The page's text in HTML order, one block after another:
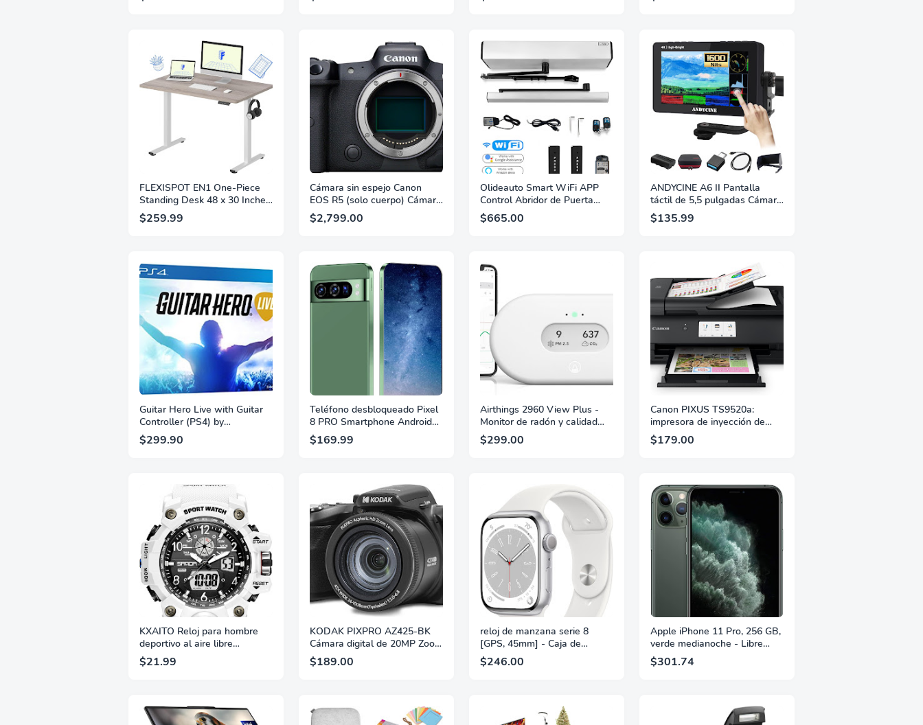
pulgadas, 4K HDMI, 1200 nits,
batería, parasol, 3D Lut,
asistencia de enfoque
máximo, DC 12 V tipo C 5 V
pulgadas
Desbloqueado (Actualizado)
De 20 Luces De 100 W, Luz
De Granja Grande, D150CM
(60 Pulgadas)
3x4,5 (blanca)
FLEXISPOT EN1 One-Piece
Standing Desk 48 x 30 Inches
Height Adjustable Electric
Desk Sit Stand Desk Home
Packages)
$259.99
Cámara sin espejo Canon
EOS R5 (solo cuerpo) Cámara
híbrida de fotograma
completo Vídeo 8K Sensor
DIGIC X Hasta 12 FPS
Montaje RF Negro
$2,799.00
Olideauto Smart WiFi APP
Control Abridor de Puerta
Automático, Receptor WiFi
Incorporado Olide-510FW,
Puerta Automática con Panel
de Empuje Inalámbrico
$665.00
ANDYCINE A6 II Pantalla
táctil de 5,5 pulgadas Cámara
DLSR Monitor de campo de
video 1600 nits Monitor de
LUT, placa externa F970
(paquete con batería, estuche
de transporte incluido)
$135.99
Guitar Hero Live with Guitar
Controller (PS4) by
ACTIVISION
$299.90
Teléfono desbloqueado Pixel
8 PRO Smartphone Android
13 Teléfono desbloqueado
Pantalla de 6,8
SIM/8GB+256GB/6800mAh/F
ACE ID/Huella
digital/Teléfono celular 5G
(Verde)
$169.99
Airthings 2960 View Plus -
Monitor de radón y calidad
del aire a batería (PM, CO2,
VOC, humedad, temperatura,
$299.00
Canon PIXUS TS9520a:
impresora de inyección de
tinta doméstica inalámbrica
todo en uno
$179.00
KXAITO Reloj para hombre
deportivo al aire libre
impermeable reloj militar
fecha multifunción táctico
$21.99
KODAK PIXPRO AZ425-BK
Cámara digital de 20MP Zoom
óptico 42X Lente gran
angular de 24 mm Video Full
de litio Cámara de vlogging
LCD de 3 pulgadas (Negro)
$189.00
reloj de manzana serie 8
[GPS, 45mm] - Caja de
aluminio plateada, correa
deportiva blanca, S/M
$246.00
Apple iPhone 11 Pro, 256 GB,
verde medianoche - Libre
(nuevo)
$301.74